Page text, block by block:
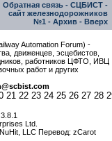
Обратная связь - СЦБИСТ -
сайт железнодорожников
№1 - Архив - Вверх
Automation Forum) -
движенцев, эсцебистов,
работников ЦФТО, ИВЦ
работ и других
21 22 23 24 25 26 27 28
Ltd.
LLC Перевод: zCarot